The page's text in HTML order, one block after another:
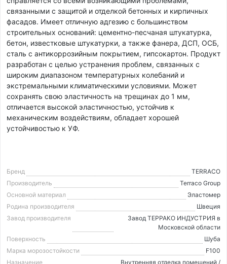
связанными с защитой и отделкой бетонных и кирпичных
фасадов. Имеет отличную адгезию с большинством
строительных оснований: цементно-песчаная штукатурка,
бетон, известковые штукатурки, а также фанера, ДСП, ОСБ,
сталь с антикоррозийным покрытием, гипсокартон. Продукт
разработан с целью устранения проблем, связанных с
широким диапазоном температурных колебаний и
экстремальными климатическими условиями. Может
сохранять свою эластичность на трещинах до 1 мм,
отличается высокой эластичностью, устойчив к
механическим воздействиям, обладает хорошей
устойчивостью к УФ.
Бренд
TERRACO
Производитель
Terraco Group
Основной материал
Эластомер
Родина производителя
Швеция
Завод производителя
Завод ТЕРРАКО ИНДУСТРИЯ в
Московской области
Поверхность
Шуба
Марка морозостойкости
F100
Назначение
Внутренняя отделка помещений /